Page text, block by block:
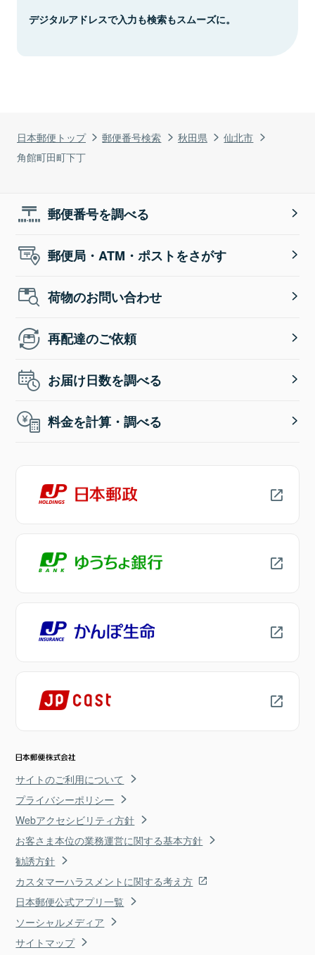
日本郵便トップ 郵便番号検索 秋田県
仙北市
角館町田町下丁
デジタルアドレスで入力も検索もスムーズに。
郵便番号を調べる
郵便局・ATM・ポストをさがす
荷物のお問い合わせ
再配達のご依頼
お届け日数を調べる
料金を計算・調べる
サイトのご利用について
プライバシーポリシー
Webアクセシビリティ方針
お客さま本位の業務運営に関する基本方針
勧誘方針
カスタマーハラスメントに関する考え方
日本郵便公式アプリ一覧
ソーシャルメディア
サイトマップ